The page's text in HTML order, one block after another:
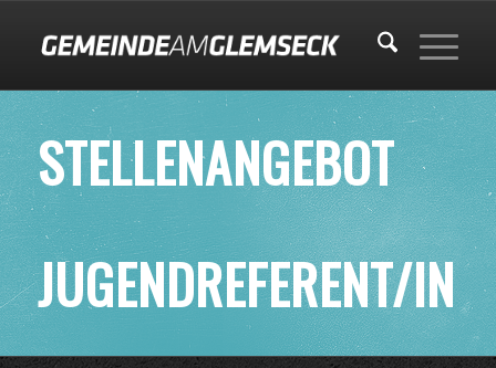
STELLENANGEBOT
JUGENDREFERENT/IN